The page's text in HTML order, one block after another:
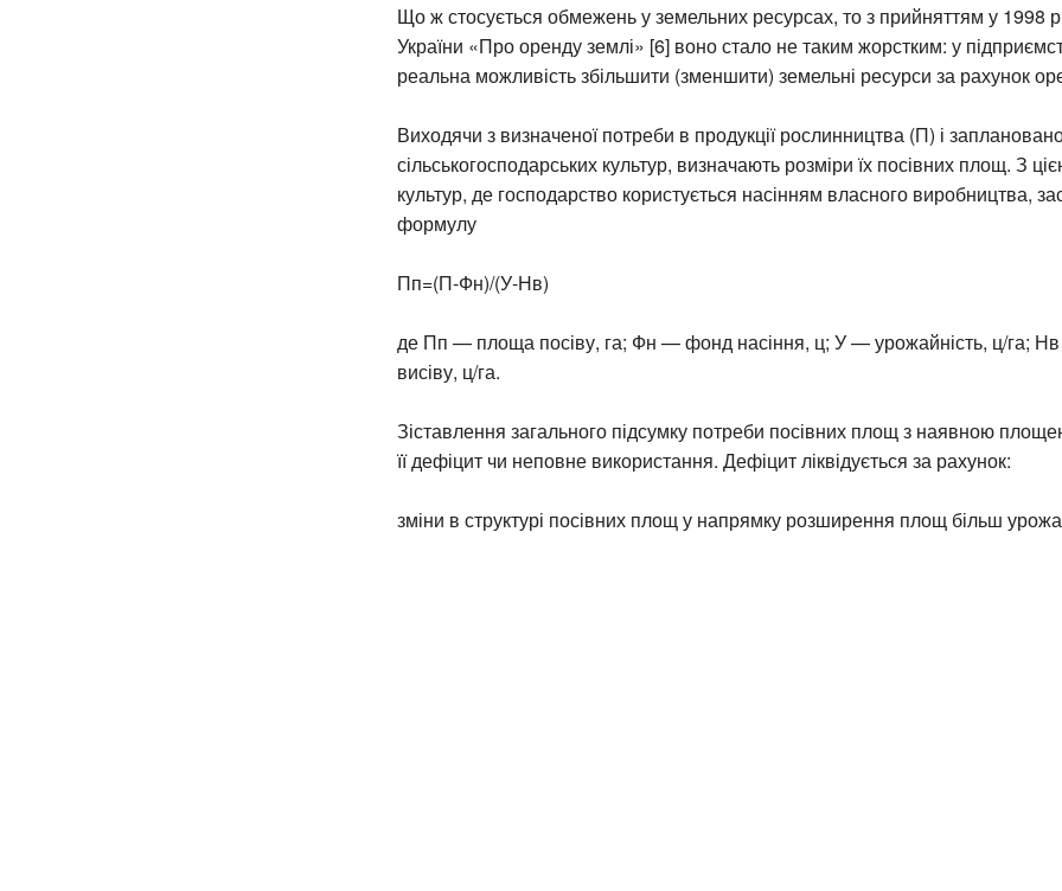
Що ж стосується обмежень у земельних ресурсах, то з прийняттям у 1998
України «Про оренду землі» [6] воно стало не таким жорстким: у
реальна можливість збільшити (зменшити) земельні ресурси за рахунок
Виходячи з визначеної потреби в продукції рослинництва (П) і
сільськогосподарських культур, визначають розміри їх посівних площ. З
культур, де господарство користується насінням власного виробництва,
формулу
Пп=(П-Фн)/(У-Нв)
де Пп — площа посіву, га; Фн — фонд насіння, ц; У — урожайність, ц/га;
висіву, ц/га.
Зіставлення загального підсумку потреби посівних площ з наявною
її дефіцит чи неповне використання. Дефіцит ліквідується за рахунок:
зміни в структурі посівних площ у напрямку розширення площ більш